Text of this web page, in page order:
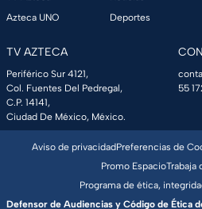
Azteca UNO
Deportes
TV AZTECA
Periférico Sur 4121,
Col. Fuentes Del Pedregal,
C.P. 14141,
Ciudad De México, México.
55
Aviso de privacidadPreferencias de
Promo EspacioTrabaja
Programa de ética,
Defensor de Audiencias y Código de Ética